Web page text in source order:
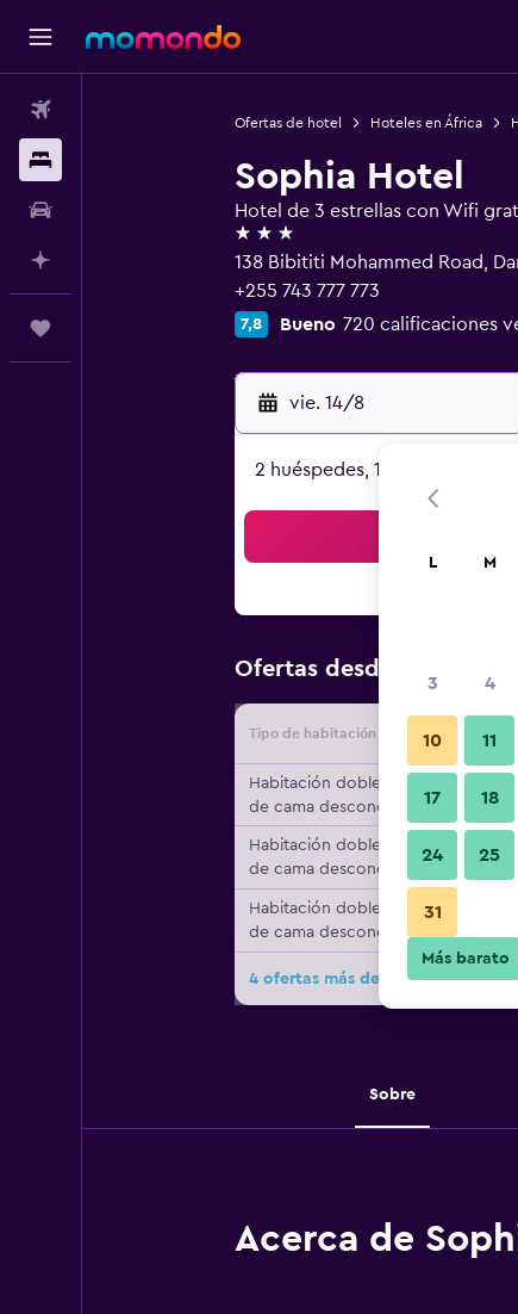
Ofertas de hotel Hoteles en África
Sophia Hotel
Hotel de 3 estrellas con Wifi
3 estrellas
138 Bibititi Mohammed Road,
+255 743 777 773
7,8 Bueno 720 calificaciones
vie. 14/8
2 huéspedes, 1 habitación
Ofertas desde Oferta
Tipo de habitación
Habitación doble, tipo
de cama desconocido
Habitación doble, tipo
de cama desconocido
Habitación doble, tipo
de cama desconocido
4 ofertas más de Sophia Hotel
Sobre
Acerca de
L M
3 4
10 11
17 18
24 25
31
Más barato